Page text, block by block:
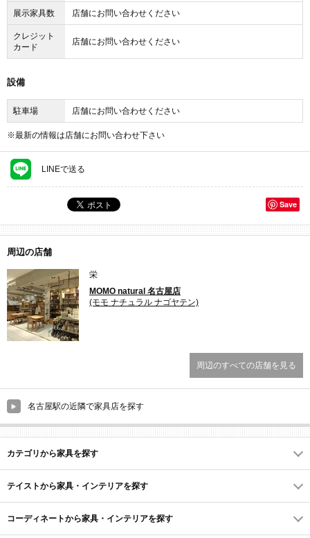
展示家具数 店舗にお問い合わせください
クレジット
カード
店舗にお問い合わせください
設備
駐車場 店舗にお問い合わせください
※最新の情報は店舗にお問い合わせ下さい
LINEで送る
Save
周辺の店舗
栄
MOMO natural 名古屋店
(モモ ナチュラル ナゴヤテン)
周辺のすべての店舗を見る
名古屋駅の近隣で家具店を探す
カテゴリから家具を探す
テイストから家具・インテリアを探す
コーディネートから家具・インテリアを探す